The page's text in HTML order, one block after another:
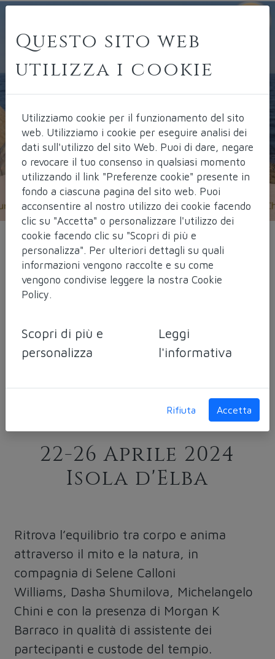
RINASCITA
SPIRITUALE RETREAT
L'EQUILIBRIO TRA
CORPO E ANIMA
ATTRAVERSO IL MITO
E LA NATURA
22-26 Aprile 2024
Isola d'Elba
Ritrova l’equilibrio tra corpo e anima
attraverso il mito e la natura, in
compagnia di Selene Calloni
Williams, Dasha Shumilova, Michelangelo
Chini e con la presenza di Morgan K
Barraco in qualità di assistente dei
partecipanti e custode del tempio.
Questo sito web
utilizza i cookie
Utilizziamo cookie per il funzionamento del sito
web. Utilizziamo i cookie per eseguire analisi dei
dati sull'utilizzo del sito Web. Puoi di dare, negare
o revocare il tuo consenso in qualsiasi momento
utilizzando il link "Preferenze cookie" presente in
fondo a ciascuna pagina del sito web. Puoi
acconsentire al nostro utilizzo dei cookie facendo
clic su "Accetta" o personalizzare l'utilizzo dei
cookie facendo clic su "Scopri di più e
personalizza". Per ulteriori dettagli su quali
informazioni vengono raccolte e su come
vengono condivise leggere la nostra Cookie
Policy.
Scopri di più e
personalizza
Leggi
l'informativa
Rifiuta Accetta